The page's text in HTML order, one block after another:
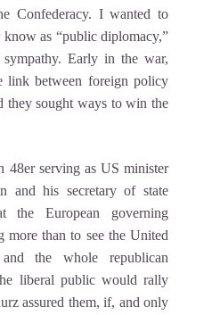
Confederacy. I wanted to
as “public diplomacy,”
Early in the war,
link between foreign policy
they sought ways to win the
48er serving as US minister
and his secretary of state
the European governing
more than to see the United
and the whole republican
liberal public would rally
assured them, if, and only